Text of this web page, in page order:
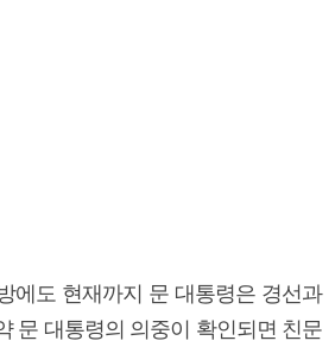
에도 현재까지 문 대통령은 경선과
문 대통령의 의중이 확인되면 친문